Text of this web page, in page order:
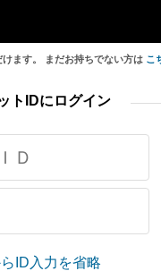
ます。 まだお持ちでない方は こ
ID入力を省略
トIDにログイン